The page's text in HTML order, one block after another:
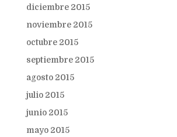
diciembre 2015
noviembre 2015
octubre 2015
septiembre 2015
agosto 2015
julio 2015
junio 2015
mayo 2015